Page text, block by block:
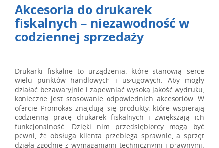
Akcesoria do drukarek
fiskalnych – niezawodność w
codziennej sprzedaży
Drukarki fiskalne to urządzenia, które stanowią serce
wielu punktów handlowych i usługowych. Aby mogły
działać bezawaryjnie i zapewniać wysoką jakość wydruku,
konieczne jest stosowanie odpowiednich akcesoriów. W
ofercie Promokas znajdują się produkty, które wspierają
codzienną pracę drukarek fiskalnych i zwiększają ich
funkcjonalność. Dzięki nim przedsiębiorcy mogą być
pewni, że obsługa klienta przebiega sprawnie, a sprzęt
działa zgodnie z wymaganiami technicznymi i prawnymi.